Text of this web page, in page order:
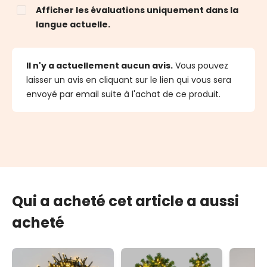
Afficher les évaluations uniquement dans la
langue actuelle.
Il n'y a actuellement aucun avis. Vous pouvez
laisser un avis en cliquant sur le lien qui vous sera
envoyé par email suite à l'achat de ce produit.
Qui a acheté cet article a aussi
acheté